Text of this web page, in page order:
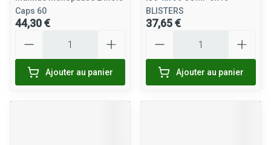
Caps 60
44,30 €
Ajouter au panier
BLISTERS
37,65 €
Ajouter au panier